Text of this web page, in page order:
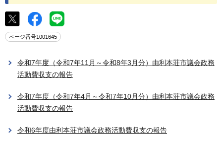
ページ番号1001645
令和7年度（令和7年11月～令和8年3月分）由利本荘市議会政務
活動費収支の報告
令和7年度（令和7年4月～令和7年10月分）由利本荘市議会政務
活動費収支の報告
令和6年度由利本荘市議会政務活動費収支の報告